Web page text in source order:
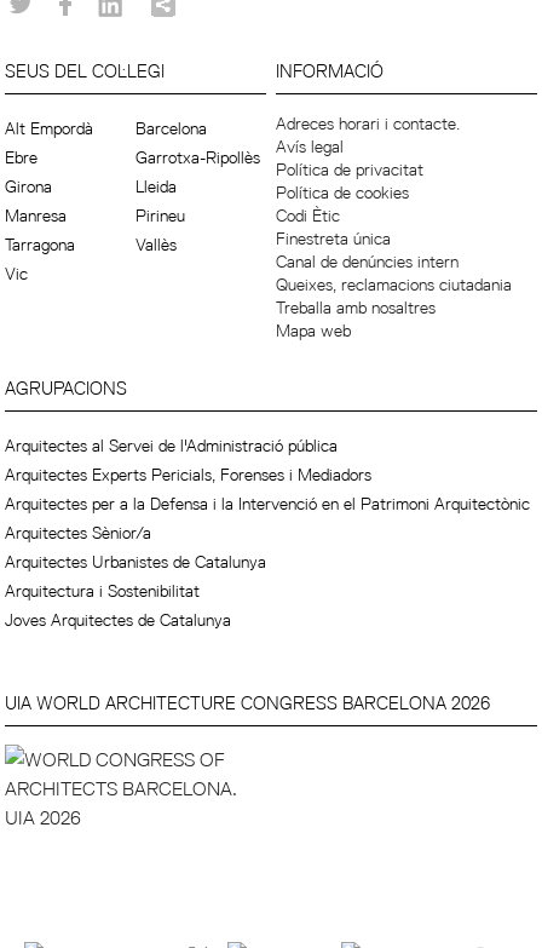
SEUS DEL COL·LEGI
Alt Empordà
Barcelona
Ebre
Garrotxa-Ripollès
Girona
Lleida
Manresa
Pirineu
Tarragona
Vallès
Vic
INFORMACIÓ
Adreces horari i contacte.
Avís legal
Política de privacitat
Política de cookies
Codi Ètic
Finestreta única
Canal de denúncies intern
Queixes, reclamacions ciutadania
Treballa amb nosaltres
Mapa web
AGRUPACIONS
Arquitectes al Servei de l'Administració pública
Arquitectes Experts Pericials, Forenses i Mediadors
Arquitectes per a la Defensa i la Intervenció en el Patrimoni Arquitectònic
Arquitectes Sènior/a
Arquitectes Urbanistes de Catalunya
Arquitectura i Sostenibilitat
Joves Arquitectes de Catalunya
UIA WORLD ARCHITECTURE CONGRESS BARCELONA 2026